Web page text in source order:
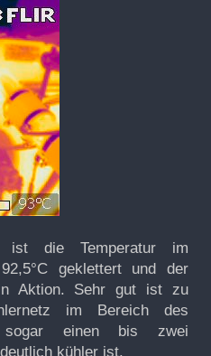
die Temperatur im
geklettert und der
Aktion. Sehr gut ist zu
im Bereich des
sogar einen bis zwei
kühler ist.